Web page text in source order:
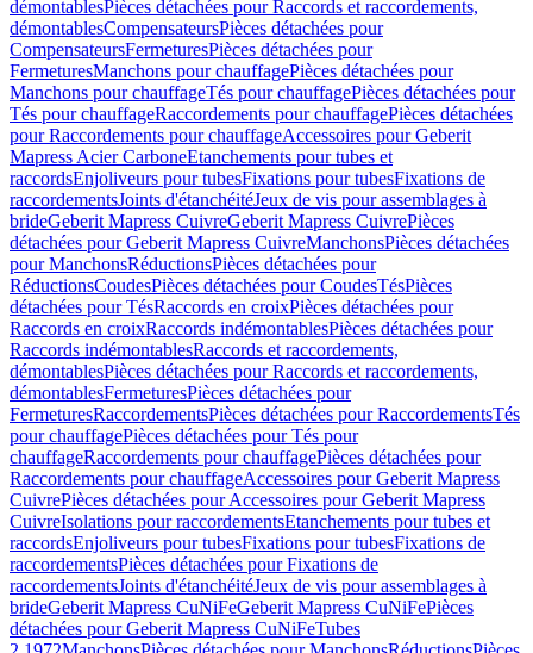
démontablesPièces détachées pour Raccords et raccordements,
démontablesCompensateursPièces détachées pour
CompensateursFermeturesPièces détachées pour
FermeturesManchons pour chauffagePièces détachées pour
Manchons pour chauffageTés pour chauffagePièces détachées pour
Tés pour chauffageRaccordements pour chauffagePièces détachées
pour Raccordements pour chauffageAccessoires pour Geberit
Mapress Acier CarboneEtanchements pour tubes et
raccordsEnjoliveurs pour tubesFixations pour tubesFixations de
raccordementsJoints d'étanchéitéJeux de vis pour assemblages à
brideGeberit Mapress CuivreGeberit Mapress CuivrePièces
détachées pour Geberit Mapress CuivreManchonsPièces détachées
pour ManchonsRéductionsPièces détachées pour
RéductionsCoudesPièces détachées pour CoudesTésPièces
détachées pour TésRaccords en croixPièces détachées pour
Raccords en croixRaccords indémontablesPièces détachées pour
Raccords indémontablesRaccords et raccordements,
démontablesPièces détachées pour Raccords et raccordements,
démontablesFermeturesPièces détachées pour
FermeturesRaccordementsPièces détachées pour RaccordementsTés
pour chauffagePièces détachées pour Tés pour
chauffageRaccordements pour chauffagePièces détachées pour
Raccordements pour chauffageAccessoires pour Geberit Mapress
CuivrePièces détachées pour Accessoires pour Geberit Mapress
CuivreIsolations pour raccordementsEtanchements pour tubes et
raccordsEnjoliveurs pour tubesFixations pour tubesFixations de
raccordementsPièces détachées pour Fixations de
raccordementsJoints d'étanchéitéJeux de vis pour assemblages à
brideGeberit Mapress CuNiFeGeberit Mapress CuNiFePièces
détachées pour Geberit Mapress CuNiFeTubes